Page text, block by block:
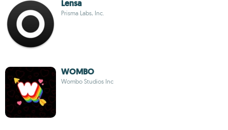
Lensa
Prisma Labs, Inc.
WOMBO
Wombo Studios Inc